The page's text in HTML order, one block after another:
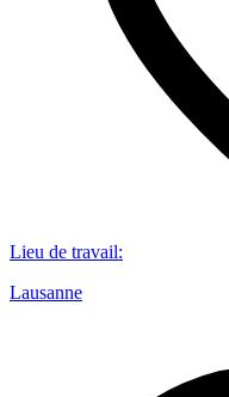
Lieu de travail:
Lausanne